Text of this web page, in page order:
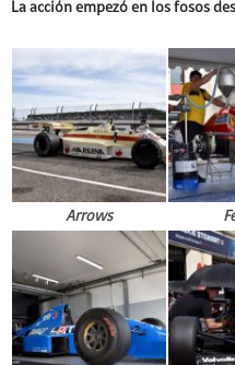
La acción empezó en los fosos
Arrows